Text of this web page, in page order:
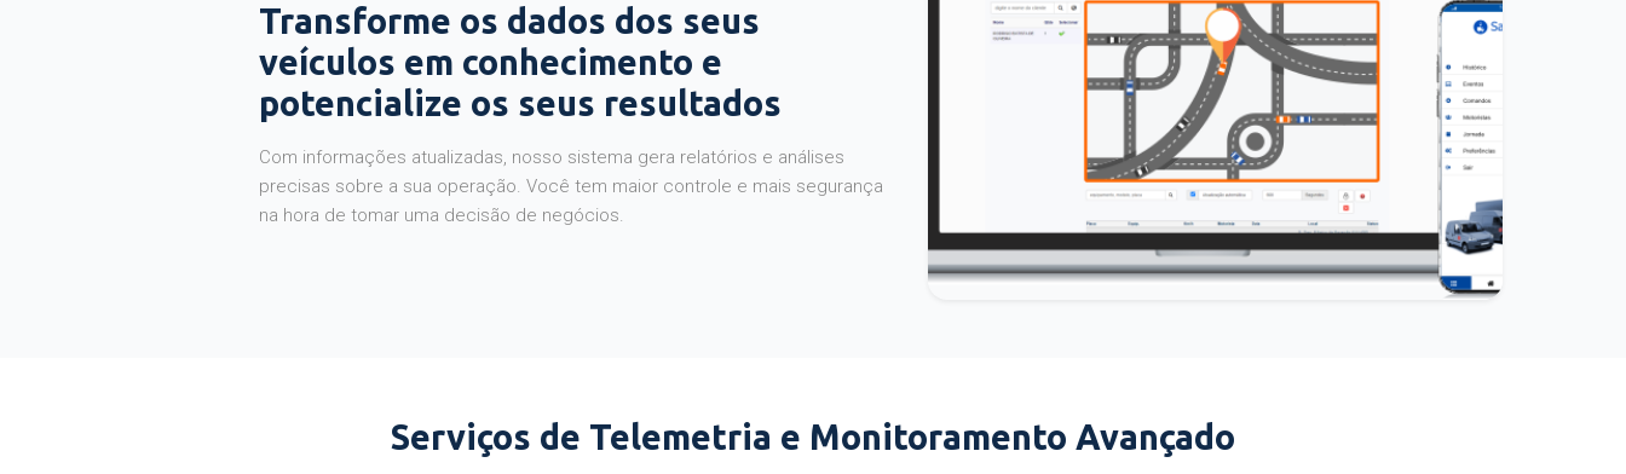
Transforme os dados dos seus
veículos em conhecimento e
potencialize os seus resultados
Com informações atualizadas, nosso sistema gera relatórios e análises
precisas sobre a sua operação. Você tem maior controle e mais segurança
na hora de tomar uma decisão de negócios.
Serviços de Telemetria e Monitoramento Avançado